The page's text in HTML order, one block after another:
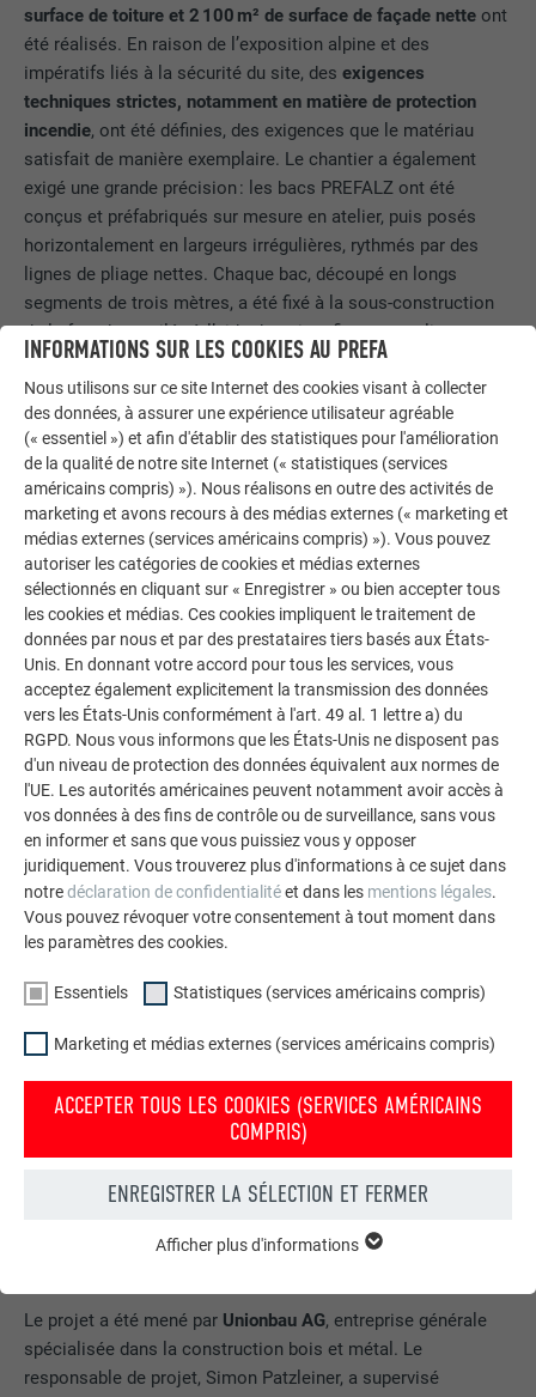
surface de toiture et 2 100 m² de surface de façade nette ont
été réalisés. En raison de l’exposition alpine et des
impératifs liés à la sécurité du site, desexigences
techniques strictes, notamment en matière de protection
incendie, ont été définies, des exigences que le matériau
satisfait de manière exemplaire. Le chantier a également
exigé une grande précision : les bacs PREFALZ ont été
conçus et préfabriqués sur mesure en atelier, puis posés
horizontalement en largeurs irrégulières, rythmés par des
lignes de pliage nettes. Chaque bac, découpé en longs
segments de trois mètres, a été fixé à la sous-construction
de la façade ventilée à l’aide de points fixes et coulissants,
afin de compenser la dilatation du matériau.
La coordination précise des bacs avecles cadres de
fenêtres, qui se détachent en relief de la façade,attire
immédiatement l’attention. Chaque fenêtre commence et se
termine sur une ligne de pliage, afin de mettre
volontairement en valeur la structure du matériau. Cette
trame allonge visuellement les volumes de bâtiments et leur
confère une structure affirmée. L’architecte Claudio Lucchin
résume son intention en une image forte : « Comme des
sommets montagneux : blancs l’hiver, à peine perceptibles
parmi les pentes et plateaux enneigés, et saillants l’été, en
contraste avec les prairies verdoyantes. »
« LE BOIS ET LE MÉTAL VONT TOUJOURS DE
Le projet a été mené par Unionbau AG, entreprise générale
spécialisée dans la construction bois et métal. Le
responsable de projet, Simon Patzleiner, a supervisé
INFORMATIONS SUR LES COOKIES AU PREFA
Nous utilisons sur ce site Internet des cookies visant à collecter
des données, à assurer une expérience utilisateur agréable
(« essentiel ») et afin d'établir des statistiques pour l'amélioration
de la qualité de notre site Internet (« statistiques (services
américains compris) »). Nous réalisons en outre des activités de
marketing et avons recours à des médias externes (« marketing et
médias externes (services américains compris) »). Vous pouvez
autoriser les catégories de cookies et médias externes
sélectionnés en cliquant sur « Enregistrer » ou bien accepter tous
les cookies et médias. Ces cookies impliquent le traitement de
données par nous et par des prestataires tiers basés aux États-
Unis. En donnant votre accord pour tous les services, vous
acceptez également explicitement la transmission des données
vers les États-Unis conformément à l'art. 49 al. 1 lettre a) du
RGPD. Nous vous informons que les États-Unis ne disposent pas
d'un niveau de protection des données équivalent aux normes de
l'UE. Les autorités américaines peuvent notamment avoir accès à
vos données à des fins de contrôle ou de surveillance, sans vous
en informer et sans que vous puissiez vous y opposer
juridiquement. Vous trouverez plus d'informations à ce sujet dans
notredéclaration de confidentialitéet dans les mentions légales.
Vous pouvez révoquer votre consentement à tout moment dans
les paramètres des cookies.
Essentiels Statistiques (services américains compris)
Marketing et médias externes (services américains compris)
ACCEPTER TOUS LES COOKIES (SERVICES AMÉRICAINS
COMPRIS)
ENREGISTRER LA SÉLECTION ET FERMER
Internet fonctionne correctement.
NOM PHPSESSID
Afficher les informations relatives aux cookies
Afficher plus d'informations